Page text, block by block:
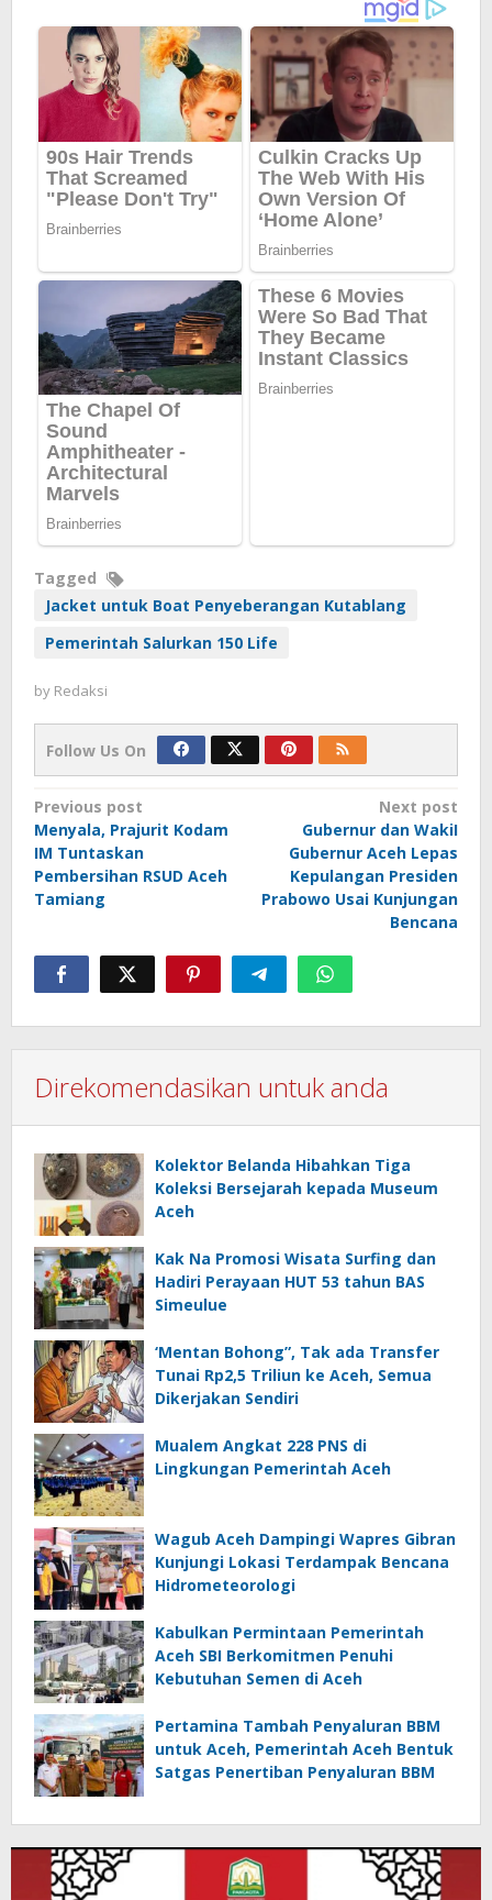
Tagged
Jacket untuk Boat Penyeberangan Kutablang
Pemerintah Salurkan 150 Life
by Redaksi
Follow Us On
Post
navigation
Previous post
Menyala, Prajurit Kodam
IM Tuntaskan
Pembersihan RSUD Aceh
Tamiang
Next post
Gubernur dan WakiI
Gubernur Aceh Lepas
Kepulangan Presiden
Prabowo Usai Kunjungan
Bencana
Direkomendasikan untuk anda
Kolektor Belanda Hibahkan Tiga
Koleksi Bersejarah kepada Museum
Aceh
Kak Na Promosi Wisata Surfing dan
Hadiri Perayaan HUT 53 tahun BAS
Simeulue
‘Mentan Bohong”, Tak ada Transfer
Tunai Rp2,5 Triliun ke Aceh, Semua
Dikerjakan Sendiri
Mualem Angkat 228 PNS di
Lingkungan Pemerintah Aceh
Wagub Aceh Dampingi Wapres Gibran
Kunjungi Lokasi Terdampak Bencana
Hidrometeorologi
Kabulkan Permintaan Pemerintah
Aceh SBI Berkomitmen Penuhi
Kebutuhan Semen di Aceh
Pertamina Tambah Penyaluran BBM
untuk Aceh, Pemerintah Aceh Bentuk
Satgas Penertiban Penyaluran BBM